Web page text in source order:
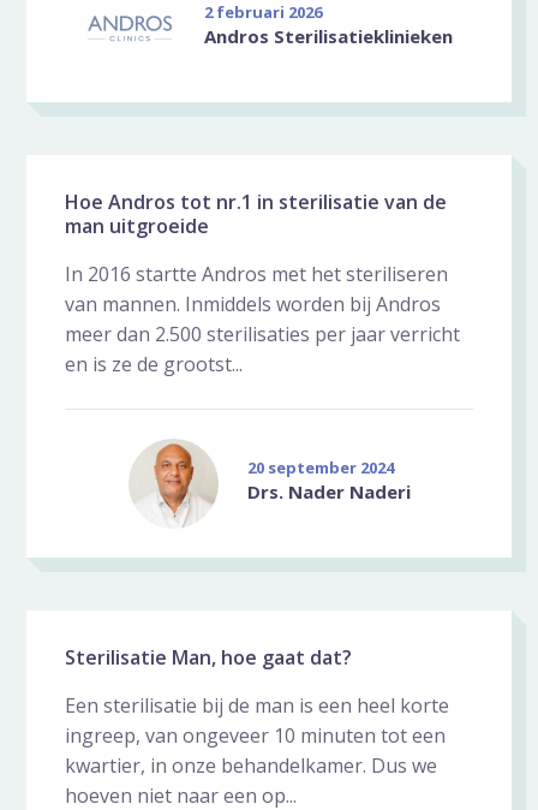
2 februari 2026
Andros Sterilisatieklinieken
Hoe Andros tot nr.1 in sterilisatie van de
man uitgroeide
In 2016 startte Andros met het steriliseren
van mannen. Inmiddels worden bij Andros
meer dan 2.500 sterilisaties per jaar verricht
en is ze de grootst...
20 september 2024
Drs. Nader Naderi
Sterilisatie Man, hoe gaat dat?
Een sterilisatie bij de man is een heel korte
ingreep, van ongeveer 10 minuten tot een
kwartier, in onze behandelkamer. Dus we
hoeven niet naar een op...